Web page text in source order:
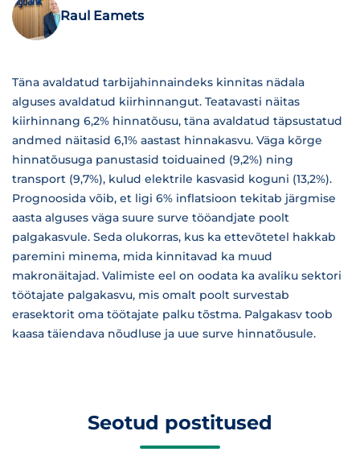
Raul Eamets
Täna avaldatud tarbijahinnaindeks kinnitas nädala
alguses avaldatud kiirhinnangut. Teatavasti näitas
kiirhinnang 6,2% hinnatõusu, täna avaldatud täpsustatud
andmed näitasid 6,1% aastast hinnakasvu. Väga kõrge
hinnatõusuga panustasid toiduained (9,2%) ning
transport (9,7%), kulud elektrile kasvasid koguni (13,2%).
Prognoosida võib, et ligi 6% inflatsioon tekitab järgmise
aasta alguses väga suure surve tööandjate poolt
palgakasvule. Seda olukorras, kus ka ettevõtetel hakkab
paremini minema, mida kinnitavad ka muud
makronäitajad. Valimiste eel on oodata ka avaliku sektori
töötajate palgakasvu, mis omalt poolt survestab
erasektorit oma töötajate palku tõstma. Palgakasv toob
kaasa täiendava nõudluse ja uue surve hinnatõusule.
Seotud postitused